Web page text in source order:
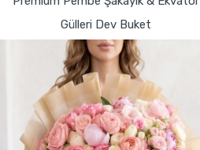
Gülleri Dev Buket